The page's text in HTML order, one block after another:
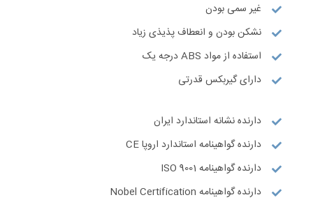
غیر سمی بودن
نشکن بودن و انعطاف پذیذی زیاد
استفاده از مواد ABS درجه یک
دارای گیربکس قدرتی
دارنده نشانه استاندارد ایران
دارنده گواهینامه استاندارد اروپا CE
دارنده گواهینامه ISO 9001
دارنده گواهینامه Nobel Certification